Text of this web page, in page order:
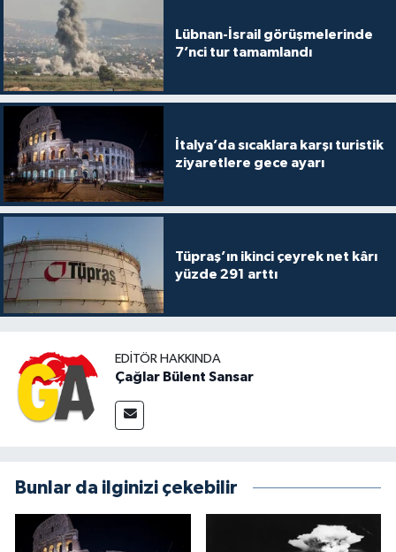
Lübnan-İsrail görüşmelerinde
7’nci tur tamamlandı
İtalya’da sıcaklara karşı turistik
ziyaretlere gece ayarı
Tüpraş’ın ikinci çeyrek net kârı
yüzde 291 arttı
EDITÖR HAKKINDA
Çağlar Bülent Sansar
Bunlar da ilginizi çekebilir